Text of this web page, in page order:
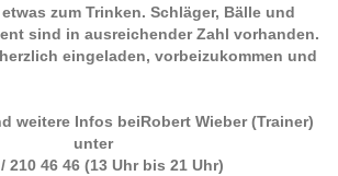
zum Trinken. Schläger, Bälle und
sind in ausreichender Zahl vorhanden.
eingeladen, vorbeizukommen und
weitere Infos beiRobert Wieber (Trainer)
unter
210 46 46 (13 Uhr bis 21 Uhr)